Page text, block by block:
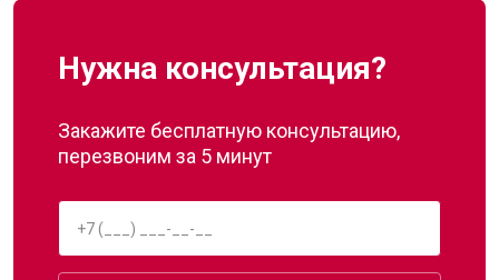
Нужна консультация?
Закажите бесплатную консультацию,
перезвоним за 5 минут